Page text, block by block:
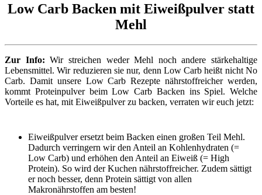
Low Carb Backen mit Eiweißpulver statt
Mehl
Zur Info: Wir streichen weder Mehl noch andere stärkehaltige
Lebensmittel. Wir reduzieren sie nur, denn Low Carb heißt nicht No
Carb. Damit unsere Low Carb Rezepte nährstoffreicher werden,
kommt Proteinpulver beim Low Carb Backen ins Spiel. Welche
Vorteile es hat, mit Eiweißpulver zu backen, verraten wir euch jetzt:
Eiweißpulver ersetzt beim Backen einen großen Teil Mehl.
Dadurch verringern wir den Anteil an Kohlenhydraten (=
Low Carb) und erhöhen den Anteil an Eiweiß (= High
Protein). So wird der Kuchen nährstoffreicher. Zudem sättigt
er noch besser, denn Protein sättigt von allen
Makronährstoffen am besten!